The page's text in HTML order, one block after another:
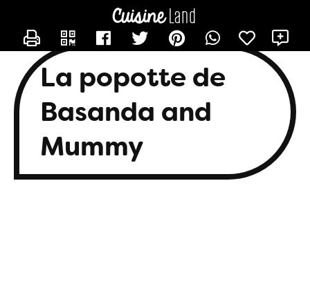
La popotte de
Basanda and
Mummy
CONTACTER BASANDA